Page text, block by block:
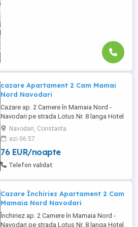
cazare Apartament 2 Cam Mamai
Nord Navodari
Cazare ap. 2 Camere în Mamaia Nord -
Navodari pe strada Lotus Nr. 8 langa Hotel
Opera si White Tower , langa cluburi , loc
de parcare Privat. Cei care nu au o parcare
este o mare problema cu parcarea în
zona, 100m de plaja .Luni-Miercuri 400
noapte -,Joi Vineri Sambata Duminica 500
Navodari, Constanta
azi 06:57
76 EUR/noapte
Telefon validat
Cazare Închiriez Apartament 2 Cam
Mamaia Nord Navodari
Închiriez ap. 2 Camere în Mamaia Nord -
Navodari pe strada Lotus Nr. 8 langa Hotel